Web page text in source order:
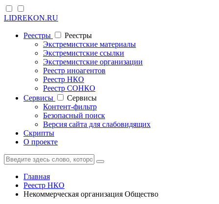
LIDREKON.RU
Реестры
Реестры
Экстремистские материалы
Экстремистские ссылки
Экстремистские организации
Реестр иноагентов
Реестр НКО
Реестр СОНКО
Cервисы
Cервисы
Контент-фильтр
Безопасный поиск
Версия сайта для слабовидящих
Скрипты
О проекте
Главная
Реестр НКО
Некоммерческая организация Общество